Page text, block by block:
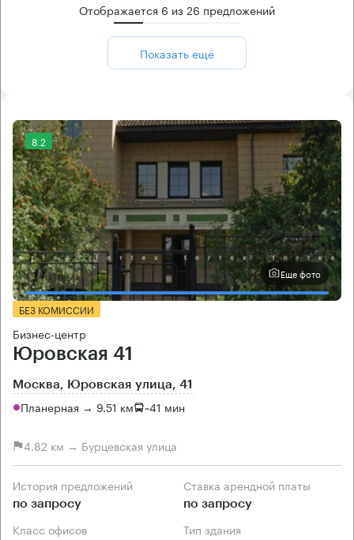
Отображается 6 из26 предложений
Показать ещё
8.2
Еще фото
БЕЗ КОМИССИИ
Бизнес-центр
Юровская 41
Москва, Юровская улица, 41
Планерная → 9.51 км ~41 мин
4.82 км → Бурцевская улица
История предложений
по запросу
Ставка арендной платы
по запросу
Класс офисов Тип здания